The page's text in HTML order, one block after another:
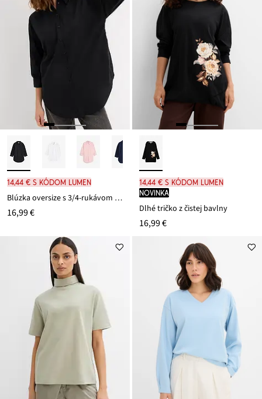
14,44 € s kódom LUMEN
Blúzka oversize s 3/4-rukávom z bavlny
16,99 €
14,44 € s kódom LUMEN
novinka
Dlhé tričko z čistej bavlny
16,99 €